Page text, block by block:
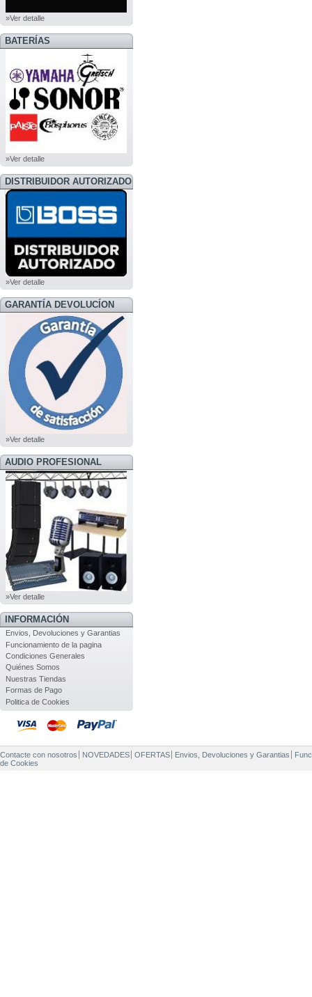
»Ver detalle
BATERÍAS
»Ver detalle
DISTRIBUIDOR AUTORIZADO
BOSS
»Ver detalle
GARANTÍA DEVOLUCÍON
»Ver detalle
AUDIO PROFESIONAL
»Ver detalle
INFORMACIÓN
Envios, Devoluciones y Garantias
Funcionamiento de la pagina
Condiciones Generales
Quiénes Somos
Nuestras Tiendas
Formas de Pago
Politica de Cookies
Contacte con nosotros NOVEDADES OFERTAS Envios, Devoluciones y Garantias
de Cookies